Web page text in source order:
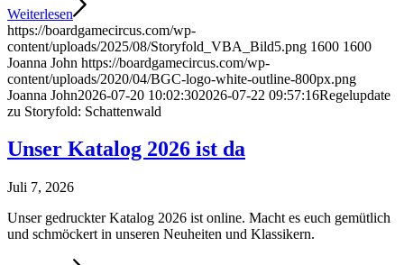
Weiterlesen
https://boardgamecircus.com/wp-
content/uploads/2025/08/Storyfold_VBA_Bild5.png 1600 1600
Joanna John https://boardgamecircus.com/wp-
content/uploads/2020/04/BGC-logo-white-outline-800px.png
Joanna John2026-07-20 10:02:302026-07-22 09:57:16Regelupdate
zu Storyfold: Schattenwald
Unser Katalog 2026 ist da
Juli 7, 2026
Unser gedruckter Katalog 2026 ist online. Macht es euch gemütlich
und schmöckert in unseren Neuheiten und Klassikern.